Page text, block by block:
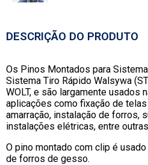
DESCRIÇÃO DO PRODUTO
Os Pinos Montados para
Sistema Tiro Rápido Walsywa
WOLT, e são largamente usados
aplicações como fixação de
amarração, instalação de forros,
instalações elétricas, entre
O pino montado com clip é
de forros de gesso.